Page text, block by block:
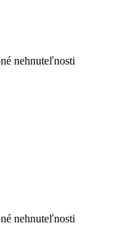
nehnuteľnosti
nehnuteľnosti